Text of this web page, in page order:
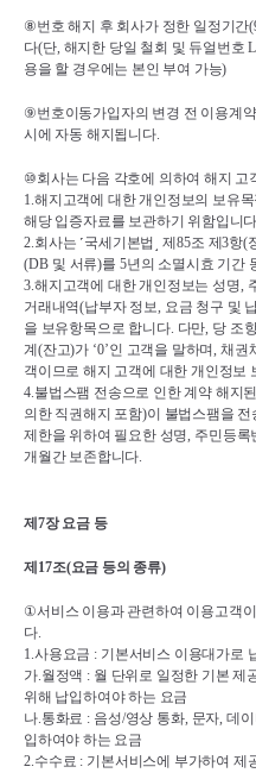
⑧번호 해지 후 회사가 정한 일정기간
다(단, 해지한 당일 철회 및 듀얼번호
용을 할 경우에는 본인 부여 가능)
⑨번호이동가입자의 변경 전 이용계
시에 자동 해지됩니다.
⑩회사는 다음 각호에 의하여 해지
1.해지고객에 대한 개인정보의 보유
해당 입증자료를 보관하기 위함입니다
2.회사는 ˹국세기본법 ˼ 제85조 제3항(
(DB 및 서류)를 5년의 소멸시효 기간
3.해지고객에 대한 개인정보는 성명,
거래내역(납부자 정보, 요금 청구 및
을 보유항목으로 합니다. 다만, 당 조
계 (잔고)가 ‘0’인 고객을 말하며, 채권
객이므로 해지 고객에 대한 개인정보
4.불법스팸 전송으로 인한 계약 해지
의한 직권해지 포함)이 불법스팸을
제한을 위하여 필요한 성명, 주민등록
개월간 보존합니다.
제 7장 요금 등
제 17조(요금 등의 종류)
①서비스 이용과 관련하여 이용고객
다.
1.사용요금 : 기본서비스 이용대가로
가.월정액 : 월 단위로 일정한 기본 제
위해 납입하여야 하는 요금
나.통화료 : 음성/영상 통화, 문자, 데
입하여야 하는 요금
2.수수료 : 기본서비스에 부가하여 제